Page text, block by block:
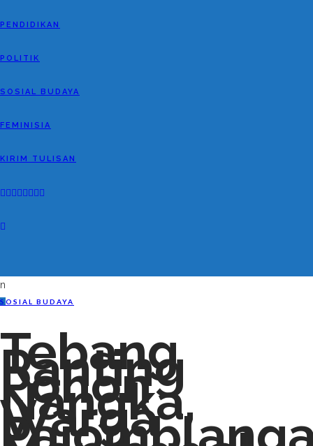
PENDIDIKAN
POLITIK
SOSIAL BUDAYA
FEMINISIA
KIRIM TULISAN
n
S OSIAL BUDAYA
Tebang
Ranting
Pohon
Nangka,
Warga